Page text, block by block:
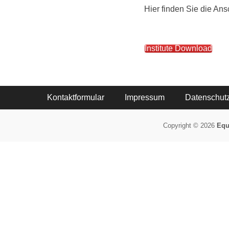
Hier finden Sie die
Institute Download
Footer-Menü
Weiter
Kontaktformular Impressum
Copyright © 2026